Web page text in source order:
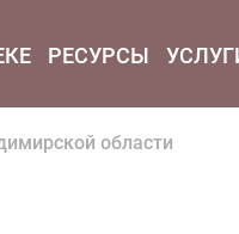
РЕСУРСЫ
области